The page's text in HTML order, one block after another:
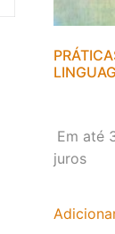
Em até
juros